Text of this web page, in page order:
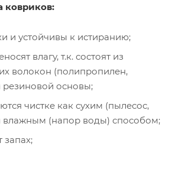
ковриков:
и устойчивы к истиранию;
влагу, т.к. состоят из
волокон (полипропилен,
основы;
чистке как сухим (пылесос,
влажным (напор воды) способом;
запах;